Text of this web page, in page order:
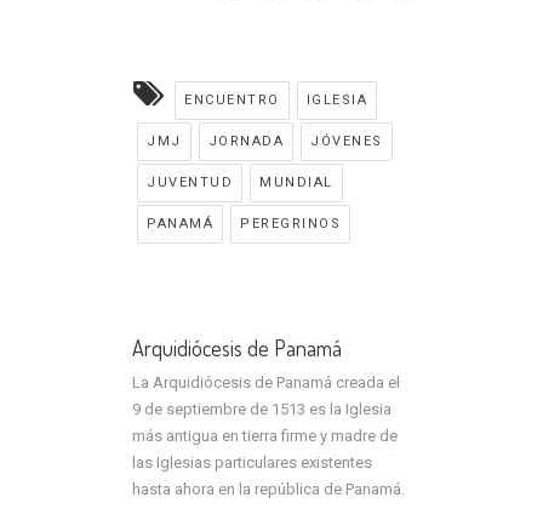
ENCUENTRO IGLESIA
JMJ JORNADA JÓVENES
JUVENTUD MUNDIAL
PANAMÁ PEREGRINOS
Arquidiócesis de Panamá
La Arquidiócesis de Panamá creada el
9 de septiembre de 1513 es la Iglesia
más antigua en tierra firme y madre de
las Iglesias particulares existentes
hasta ahora en la república de Panamá.